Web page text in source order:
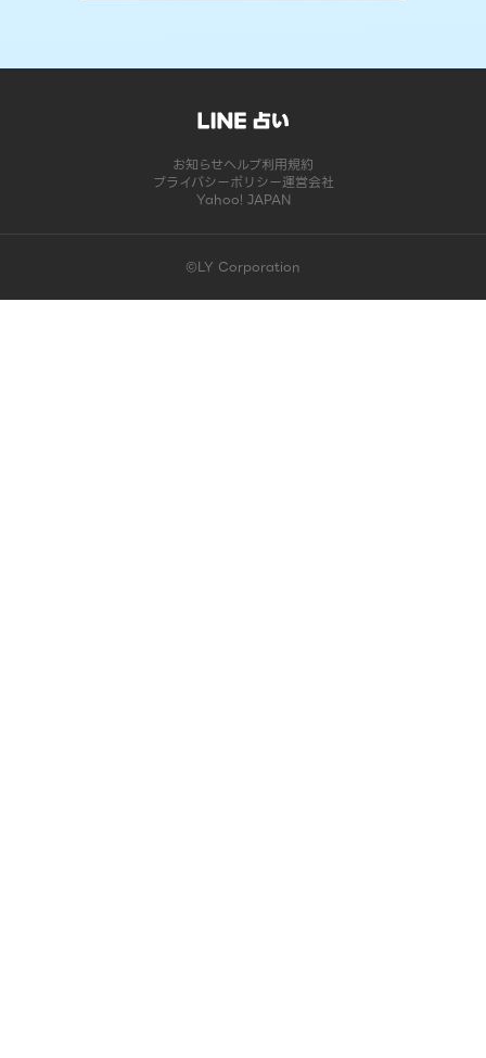
お知らせヘルプ利用規約
プライバシーポリシー運営会社
Yahoo! JAPAN
©LY Corporation
このコンテンツは掲載が終了しました | LINE占い